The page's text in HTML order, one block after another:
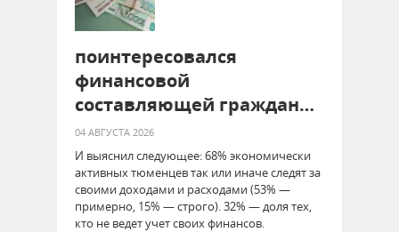
поинтересовался
финансовой
составляющей граждан…
04 АВГУСТА 2026
И выяснил следующее: 68% экономически
активных тюменцев так или иначе следят за
своими доходами и расходами (53% —
примерно, 15% — строго). 32% — доля тех,
кто не ведет учет своих финансов.